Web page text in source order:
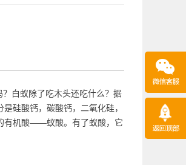
白蚁除了吃木头还吃什么？据
硅酸钙，碳酸钙，二氧化硅，
有机酸——蚁酸。有了蚁酸，它